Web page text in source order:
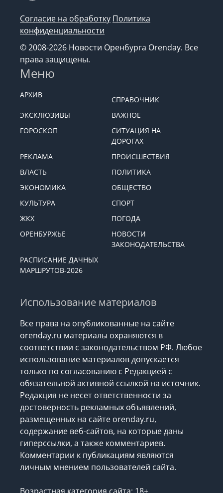
Согласие на обработку Политика
конфиденциальности
© 2008-2026 Новости Оренбурга Orenday. Все
права защищены.
Меню
АРХИВ
СПРАВОЧНИК
ЭКСКЛЮЗИВЫ
ВАЖНОЕ
ГОРОСКОП
СИТУАЦИЯ НА
ДОРОГАХ
РЕКЛАМА
ПРОИСШЕСТВИЯ
ВЛАСТЬ
ПОЛИТИКА
ЭКОНОМИКА
ОБЩЕСТВО
КУЛЬТУРА
СПОРТ
ЖКХ
ПОГОДА
ОРЕНБУРЖЬЕ
НОВОСТИ
ЗАКОНОДАТЕЛЬСТВА
РАСПИСАНИЕ ДАЧНЫХ
МАРШРУТОВ-2026
Использование материалов
Все права на опубликованные на сайте
orenday.ru материалы охраняются в
соответствии с законодательством РФ. Любое
использование материалов допускается
только по согласованию с Редакцией с
обязательной активной ссылкой на источник.
Редакция не несет ответственности за
достоверность рекламных объявлений,
размещенных на сайте orenday.ru,
содержание веб-сайтов, на которые даны
гиперссылки, а также комментариев.
Комментарии к публикациям являются
личным мнением пользователей сайта.